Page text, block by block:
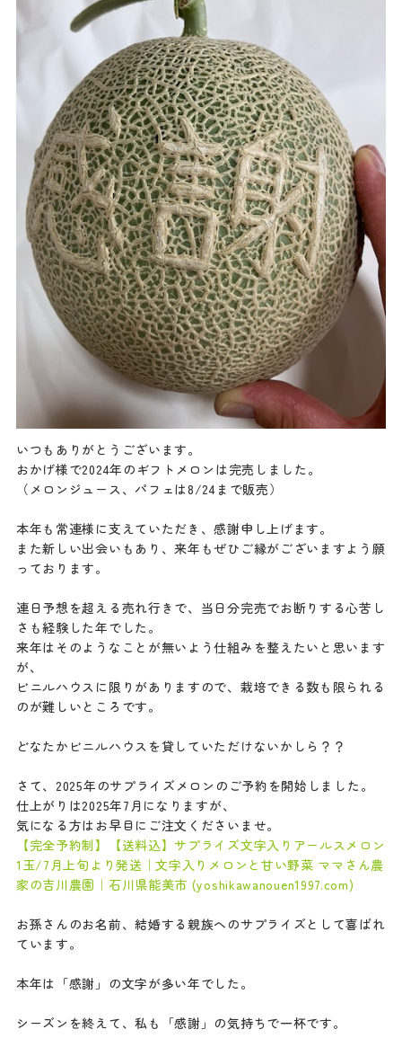
いつもありがとうございます。
おかげ様で2024年のギフトメロンは完売しました。
（メロンジュース、パフェは8/24まで販売）
本年も常連様に支えていただき、感謝申し上げます。
また新しい出会いもあり、来年もぜひご縁がございますよう願
っております。
連日予想を超える売れ行きで、当日分完売でお断りする心苦し
さも経験した年でした。
来年はそのようなことが無いよう仕組みを整えたいと思います
が、
ビニルハウスに限りがありますので、栽培できる数も限られる
のが難しいところです。
どなたかビニルハウスを貸していただけないかしら？？
さて、2025年のサプライズメロンのご予約を開始しました。
仕上がりは2025年7月になりますが、
気になる方はお早目にご注文くださいませ。
【完全予約制】【送料込】サプライズ文字入りアールスメロン
1玉/7月上旬より発送｜文字入りメロンと甘い野菜 ママさん農
家の吉川農園｜石川県能美市 (yoshikawanouen1997.com)
お孫さんのお名前、結婚する親族へのサプライズとして喜ばれ
ています。
本年は「感謝」の文字が多い年でした。
シーズンを終えて、私も「感謝」の気持ちで一杯です。